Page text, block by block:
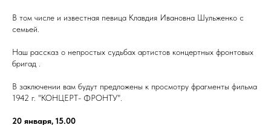
В том числе и известная певица Клавдия Ивановна Шульженко с
семьей.
Наш рассказ о непростых судьбах артистов концертных фронтовых
бригад .
В заключении вам будут предложены к просмотру фрагменты фильма
1942 г. "КОНЦЕРТ- ФРОНТУ".
20 января, 15.00